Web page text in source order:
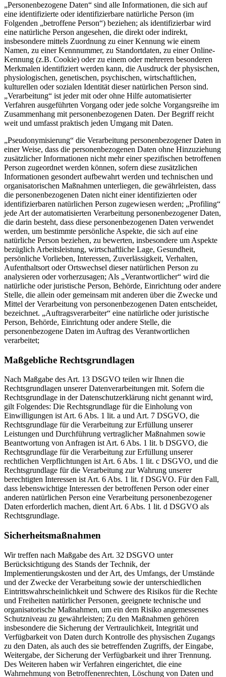
„Personenbezogene Daten“ sind alle Informationen, die sich auf
eine identifizierte oder identifizierbare natürliche Person (im
Folgenden „betroffene Person“) beziehen; als identifizierbar wird
eine natürliche Person angesehen, die direkt oder indirekt,
insbesondere mittels Zuordnung zu einer Kennung wie einem
Namen, zu einer Kennnummer, zu Standortdaten, zu einer Online-
Kennung (z.B. Cookie) oder zu einem oder mehreren besonderen
Merkmalen identifiziert werden kann, die Ausdruck der physischen,
physiologischen, genetischen, psychischen, wirtschaftlichen,
kulturellen oder sozialen Identität dieser natürlichen Person sind.
„Verarbeitung“ ist jeder mit oder ohne Hilfe automatisierter
Verfahren ausgeführten Vorgang oder jede solche Vorgangsreihe im
Zusammenhang mit personenbezogenen Daten. Der Begriff reicht
weit und umfasst praktisch jeden Umgang mit Daten.
„Pseudonymisierung“ die Verarbeitung personenbezogener Daten in
einer Weise, dass die personenbezogenen Daten ohne Hinzuziehung
zusätzlicher Informationen nicht mehr einer spezifischen betroffenen
Person zugeordnet werden können, sofern diese zusätzlichen
Informationen gesondert aufbewahrt werden und technischen und
organisatorischen Maßnahmen unterliegen, die gewährleisten, dass
die personenbezogenen Daten nicht einer identifizierten oder
identifizierbaren natürlichen Person zugewiesen werden; „Profiling“
jede Art der automatisierten Verarbeitung personenbezogener Daten,
die darin besteht, dass diese personenbezogenen Daten verwendet
werden, um bestimmte persönliche Aspekte, die sich auf eine
natürliche Person beziehen, zu bewerten, insbesondere um Aspekte
bezüglich Arbeitsleistung, wirtschaftliche Lage, Gesundheit,
persönliche Vorlieben, Interessen, Zuverlässigkeit, Verhalten,
Aufenthaltsort oder Ortswechsel dieser natürlichen Person zu
analysieren oder vorherzusagen; Als „Verantwortlicher“ wird die
natürliche oder juristische Person, Behörde, Einrichtung oder andere
Stelle, die allein oder gemeinsam mit anderen über die Zwecke und
Mittel der Verarbeitung von personenbezogenen Daten entscheidet,
bezeichnet. „Auftragsverarbeiter“ eine natürliche oder juristische
Person, Behörde, Einrichtung oder andere Stelle, die
personenbezogene Daten im Auftrag des Verantwortlichen
verarbeitet;
Maßgebliche Rechtsgrundlagen
Nach Maßgabe des Art. 13 DSGVO teilen wir Ihnen die
Rechtsgrundlagen unserer Datenverarbeitungen mit. Sofern die
Rechtsgrundlage in der Datenschutzerklärung nicht genannt wird,
gilt Folgendes: Die Rechtsgrundlage für die Einholung von
Einwilligungen ist Art. 6 Abs. 1 lit. a und Art. 7 DSGVO, die
Rechtsgrundlage für die Verarbeitung zur Erfüllung unserer
Leistungen und Durchführung vertraglicher Maßnahmen sowie
Beantwortung von Anfragen ist Art. 6 Abs. 1 lit. b DSGVO, die
Rechtsgrundlage für die Verarbeitung zur Erfüllung unserer
rechtlichen Verpflichtungen ist Art. 6 Abs. 1 lit. c DSGVO, und die
Rechtsgrundlage für die Verarbeitung zur Wahrung unserer
berechtigten Interessen ist Art. 6 Abs. 1 lit. f DSGVO. Für den Fall,
dass lebenswichtige Interessen der betroffenen Person oder einer
anderen natürlichen Person eine Verarbeitung personenbezogener
Daten erforderlich machen, dient Art. 6 Abs. 1 lit. d DSGVO als
Rechtsgrundlage.
Sicherheitsmaßnahmen
Wir treffen nach Maßgabe des Art. 32 DSGVO unter
Berücksichtigung des Stands der Technik, der
Implementierungskosten und der Art, des Umfangs, der Umstände
und der Zwecke der Verarbeitung sowie der unterschiedlichen
Eintrittswahrscheinlichkeit und Schwere des Risikos für die Rechte
und Freiheiten natürlicher Personen, geeignete technische und
organisatorische Maßnahmen, um ein dem Risiko angemessenes
Schutzniveau zu gewährleisten; Zu den Maßnahmen gehören
insbesondere die Sicherung der Vertraulichkeit, Integrität und
Verfügbarkeit von Daten durch Kontrolle des physischen Zugangs
zu den Daten, als auch des sie betreffenden Zugriffs, der Eingabe,
Weitergabe, der Sicherung der Verfügbarkeit und ihrer Trennung.
Des Weiteren haben wir Verfahren eingerichtet, die eine
Wahrnehmung von Betroffenenrechten, Löschung von Daten und